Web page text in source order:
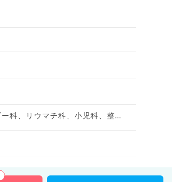
神経内科、精神科、神経科、アレルギー科、リウマチ科、小児科、整形外科、形成外科、美容外科、脳神経外科、呼吸器外科、心臓血管外科、小児外科、皮膚科、泌尿器科、産婦人科、産科、婦人科、眼科、耳鼻咽喉科、気管食道科、放射線科、リハビリテーション科、歯科、矯正歯科、歯科口腔外科、小児歯科、麻酔科、ペインクリニック、人工透析科、緩和ケア科、一般内科、循環器内科、呼吸器内科、消化器内科、内分泌・代謝内科、腎臓内科、老年内科、血液内科、外科系全般、一般外科、消化器外科、乳腺外科、総合診療科、美容皮膚科、健診・人間ドック、救急科・ＩＣＵ、病理科、基礎医学系、膠原病科、スポーツ整形外科、大腸・肛門外科、その他、産業医